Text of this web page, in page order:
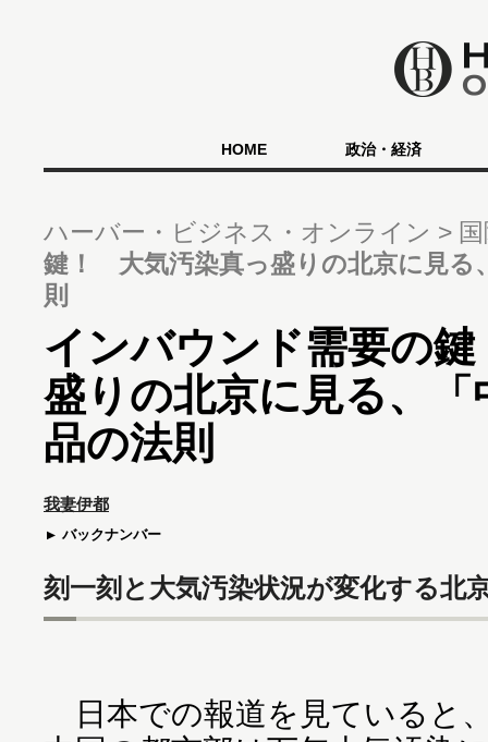
HOME 政治・経済
ハーバー・ビジネス・オンライン
鍵！ 大気汚染真っ盛りの北京に見る
則
インバウンド需要の
盛りの北京に見る、
品の法則
我妻伊都
バックナンバー
刻一刻と大気汚染状況が変化する北
日本での報道を見ていると